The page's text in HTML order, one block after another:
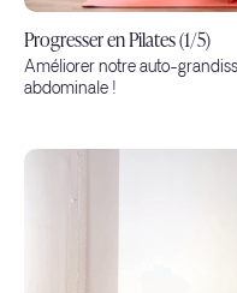
Progresser en Pilates (1/5)
Améliorer notre auto-
abdominale !